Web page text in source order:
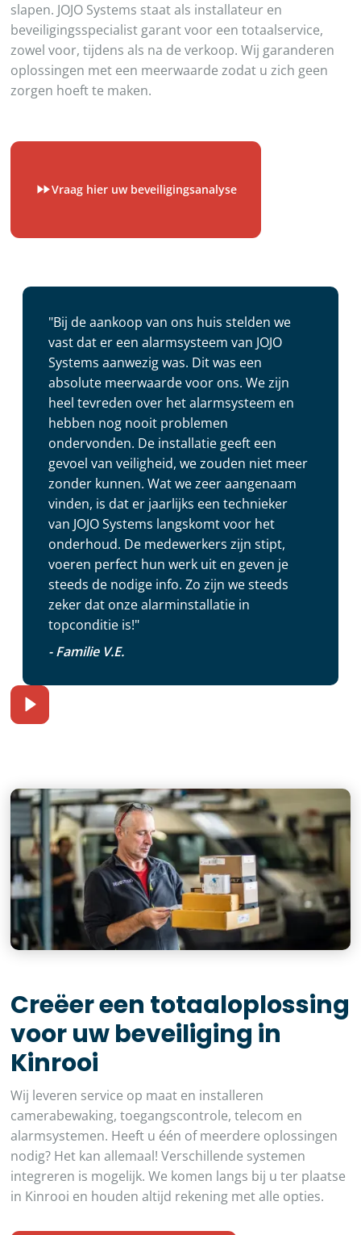
slapen. JOJO Systems staat als installateur en
beveiligingsspecialist garant voor een totaalservice,
zowel voor, tijdens als na de verkoop. Wij garanderen
oplossingen met een meerwaarde zodat u zich geen
zorgen hoeft te maken.
Vraag hier uw beveiligingsanalyse
"Bij de aankoop van ons huis stelden we
vast dat er een alarmsysteem van JOJO
Systems aanwezig was. Dit was een
absolute meerwaarde voor ons. We zijn
heel tevreden over het alarmsysteem en
hebben nog nooit problemen
ondervonden. De installatie geeft een
gevoel van veiligheid, we zouden niet meer
zonder kunnen. Wat we zeer aangenaam
vinden, is dat er jaarlijks een technieker
van JOJO Systems langskomt voor het
onderhoud. De medewerkers zijn stipt,
voeren perfect hun werk uit en geven je
steeds de nodige info. Zo zijn we steeds
zeker dat onze alarminstallatie in
topconditie is!"
- Familie V.E.
Creëer een totaaloplossing
voor uw beveiliging in
Kinrooi
Wij leveren service op maat en installeren
camerabewaking, toegangscontrole, telecom en
alarmsystemen. Heeft u één of meerdere oplossingen
nodig? Het kan allemaal! Verschillende systemen
integreren is mogelijk. We komen langs bij u ter plaatse
in Kinrooi en houden altijd rekening met alle opties.